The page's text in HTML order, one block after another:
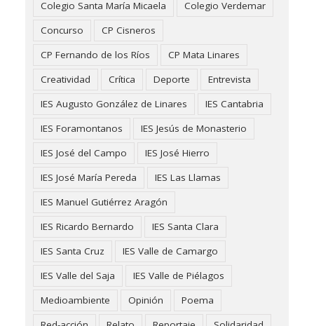
Colegio Santa María Micaela
Colegio Verdemar
Concurso
CP Cisneros
CP Fernando de los Ríos
CP Mata Linares
Creatividad
Crítica Deporte
Entrevista
IES Augusto González de Linares
IES Cantabria
IES Foramontanos
IES Jesús de Monasterio
IES José del Campo
IES José Hierro
IES José María Pereda
IES Las Llamas
IES Manuel Gutiérrez Aragón
IES Ricardo Bernardo
IES Santa Clara
IES Santa Cruz
IES Valle de Camargo
IES Valle del Saja
IES Valle de Piélagos
Medioambiente
Opinión
Poema